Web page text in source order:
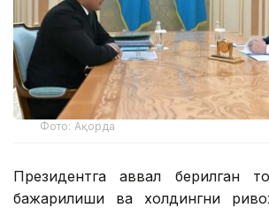
Фото: Ақорда
Президентга аввал берилган
бажарилиши ва холдингни